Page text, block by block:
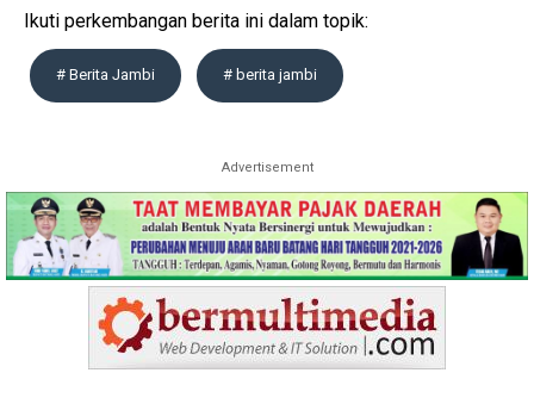
Ikuti perkembangan berita ini dalam topik:
# Berita Jambi # berita jambi
Advertisement